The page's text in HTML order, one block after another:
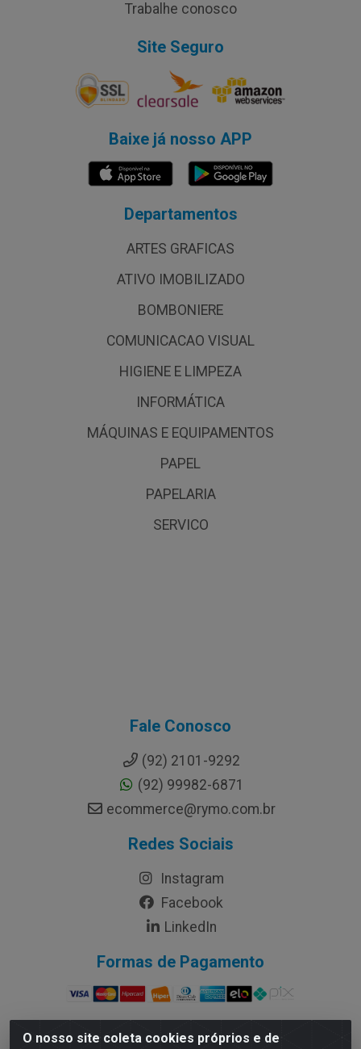
O nosso site coleta cookies próprios e de
Trabalhe conosco
Site Seguro
Baixe já nosso APP
Departamentos
ARTES GRAFICAS
ATIVO IMOBILIZADO
BOMBONIERE
COMUNICACAO VISUAL
HIGIENE E LIMPEZA
INFORMÁTICA
MÁQUINAS E EQUIPAMENTOS
PAPEL
PAPELARIA
SERVICO
Fale Conosco
(92) 2101-9292
(92) 99982-6871
ecommerce@rymo.com.br
Redes Sociais
Instagram
Facebook
LinkedIn
Formas de Pagamento